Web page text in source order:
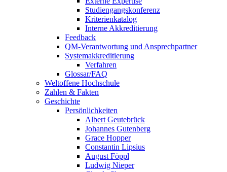
Studiengangskonferenz
Kriterienkatalog
Interne Akkreditierung
Feedback
QM-Verantwortung und Ansprechpartner
Systemakkreditierung
Verfahren
Glossar/FAQ
Weltoffene Hochschule
Zahlen & Fakten
Geschichte
Persönlichkeiten
Albert Geutebrück
Johannes Gutenberg
Grace Hopper
Constantin Lipsius
August Föppl
Ludwig Nieper